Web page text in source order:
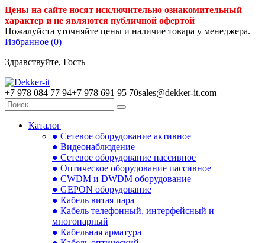
Цены на сайте носят исключительно ознакомительный
характер и не являются публичной офертой
Пожалуйста уточняйте цены и наличие товара у менеджера.
Избранное (0)
Здравствуйте, Гость
+7 978 084 77 94+7 978 691 95 70sales@dekker-it.com
Каталог
● Сетевое оборудование активное
● Видеонаблюдение
● Сетевое оборудование пассивное
● Оптическое оборудование пассивное
● CWDM и DWDM оборудование
● GEPON оборудование
● Кабель витая пара
● Кабель телефонный, интерфейсный и
многопарный
● Кабельная арматура